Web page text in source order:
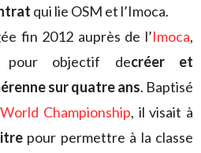
qui lie OSM et l’Imoca.
fin 2012 auprès de l’Imoca,
pour objectif decréer et
sur quatre ans. Baptisé
Championship, il visait à
pour permettre à la classe